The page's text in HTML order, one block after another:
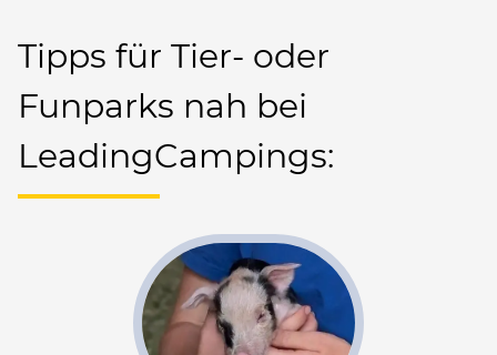
Tipps für Tier- oder
Funparks nah bei
LeadingCampings: